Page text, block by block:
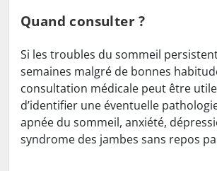
Quand consulter ?
Si les troubles du sommeil
semaines malgré de bonnes
consultation médicale peut être
d’identifier une éventuelle
apnée du sommeil, anxiété,
syndrome des jambes sans repos